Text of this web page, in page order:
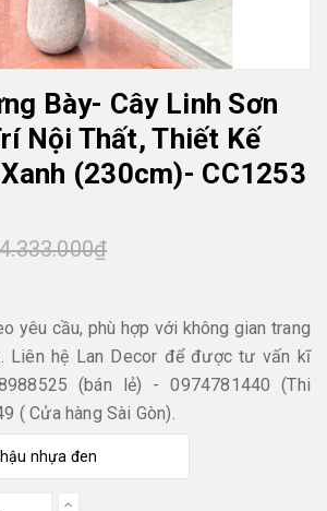
HỆ
Bày- Cây Linh Sơn
Nội Thất, Thiết Kế
(230cm)- CC1253
4.333.000₫
yêu cầu, phù hợp với không gian trang
Liên hệ Lan Decor để được tư vấn kĩ
(bán lẻ) - 0974781440 (Thi
( Cửa hàng Sài Gòn).